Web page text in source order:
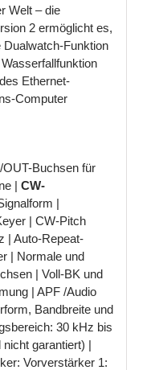
Welt – die
2 ermöglicht es,
Dualwatch-Funktion
Ethernet-
Computer
Buchsen für
| CW-
|
| CW-Pitch
| Auto-Repeat-
| Normale und
| Voll-BK und
| APF /Audio
Bandbreite und
30 kHz bis
garantiert) |
Vorverstärker 1: